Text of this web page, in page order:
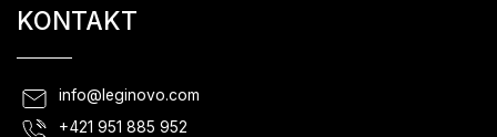
KONTAKT
info@ leginovo.com
+421 951 885 952